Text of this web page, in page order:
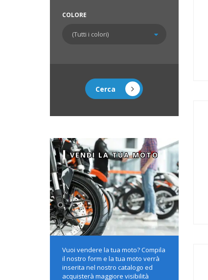
COLORE
Cerca
VENDI LA TUA MOTO
Vuoi vendere la tua moto? Compila
il nostro form e la tua moto verrà
inserita nel nostro catalogo ed
acquisterà maggiore visibilità